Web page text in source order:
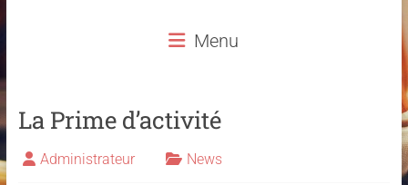
Menu
La Prime d’activité
Administrateur News